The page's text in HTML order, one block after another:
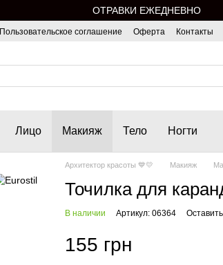
ОТРАВКИ ЕЖЕДНЕВНО
Пользовательское соглашение Оферта Контакты
Лицо Макияж Тело Ногти
Архитектор красоты 💙💛 Макияж
Точилка для
В наличии Артикул: 06364
155 грн